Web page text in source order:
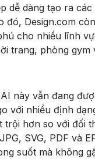
dễ dàng tạo ra
đó, Design.com
cho nhiều lĩnh
trang, phòng gym
này vẫn đang
với nhiều định
trội hơn so với đối
SVG, PDF và
suốt mà không